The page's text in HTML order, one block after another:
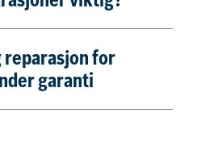
reparasjon for
garanti